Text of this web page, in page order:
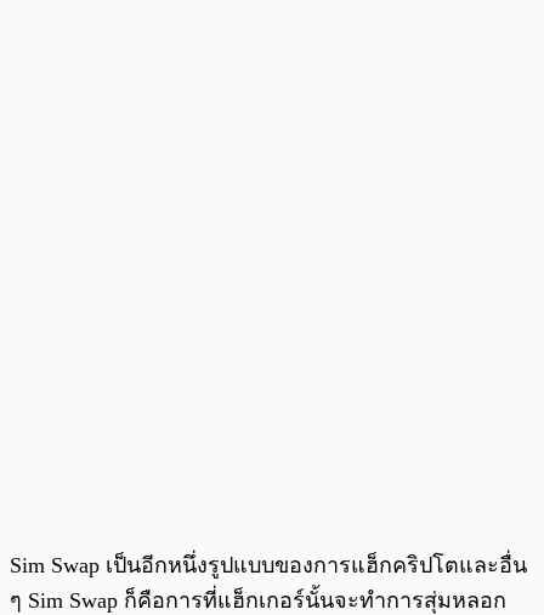
Sim Swap เป็นอีกหนึ่งรูปแบบของการแฮ็กคริปโตและอื่น
ๆ Sim Swap ก็คือการที่แฮ็กเกอร์นั้นจะทำการสุ่มหลอก